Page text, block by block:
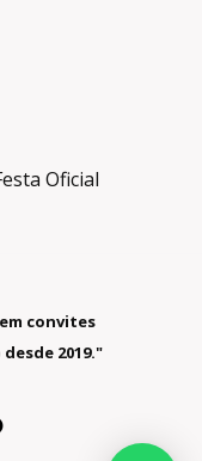
Oficial
convites
2019."